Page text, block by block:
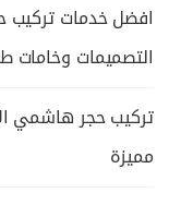
افضل خدمات تركيب
التصميمات وخامات
تركيب حجر هاشمي
مميزة